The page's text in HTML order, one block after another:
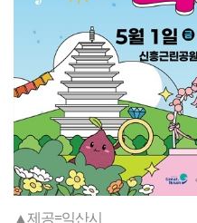
▲제공=익산시